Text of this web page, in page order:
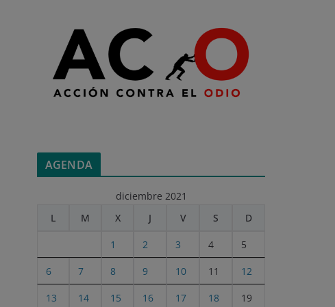
AGENDA
diciembre 2021
L
M X J V S D
1 2 3 4 5
6 7 8 9 10 11 12
13 14 15 16 17 18 19